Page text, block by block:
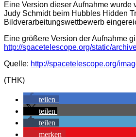
Eine Version dieser Aufnahme wurde
Judy Schmidt beim Hubbles Hidden
Bildverarbeitungswettbewerb
Eine größere Version der Aufnahme
http://spacetelescope.org/static/
Quelle: http://spacetelescope.org/
(THK)
teilen
teilen
teilen
merken